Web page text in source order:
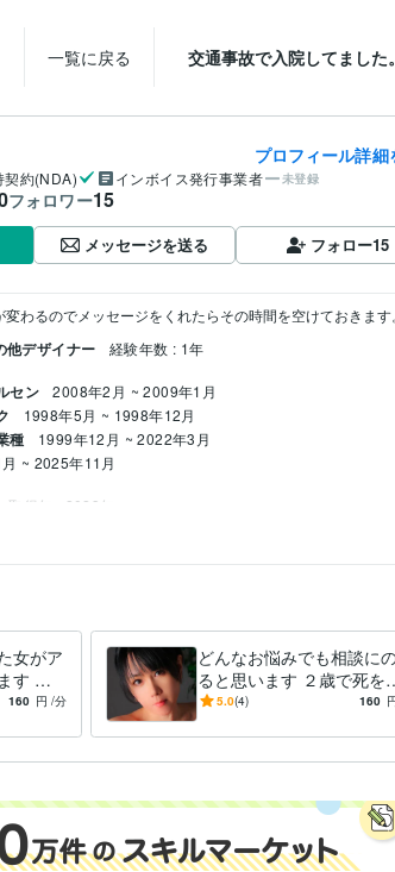
一覧に戻る 交通事故で入院してました。
プロフィール詳細
契約(NDA) インボイス発行事業者 未登録
フォロワー15
メッセージを送る フォロー15
わるのでメッセージをくれたらその時間を空けておきます。
他デザイナー 経験年数 : 1年
セン 2008年2月 ~ 2009年1月
1998年5月 ~ 1998年12月
種 1999年12月 ~ 2022年3月
~ 2025年11月
取得年 : 2023年
セリング 愚痴・DV・精神・子育て・裏・夜・風俗
ど
女がア
す ど
とか助
160 円 /分
どんなお悩みでも相談に
ると思います ２歳で死を
え普通に生きれなかった
5.0(4) 160